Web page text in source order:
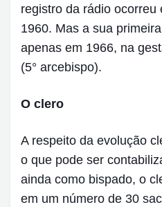
registro da rádio ocorreu
1960. Mas a sua
apenas em 1966, na
(5° arcebispo).
O clero
A respeito da evolução
o que pode ser
ainda como bispado, o
em um número de 30